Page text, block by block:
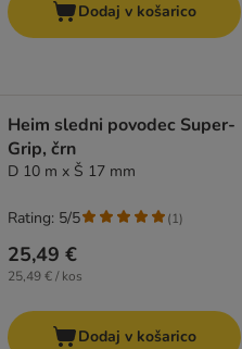
Dodaj v košarico
Heim sledni povodec Super-
Grip, črn
D 10 m x Š 17 mm
25,49 €
25,49 € / kos
Rating: 5/5 (1)
Dodaj v košarico